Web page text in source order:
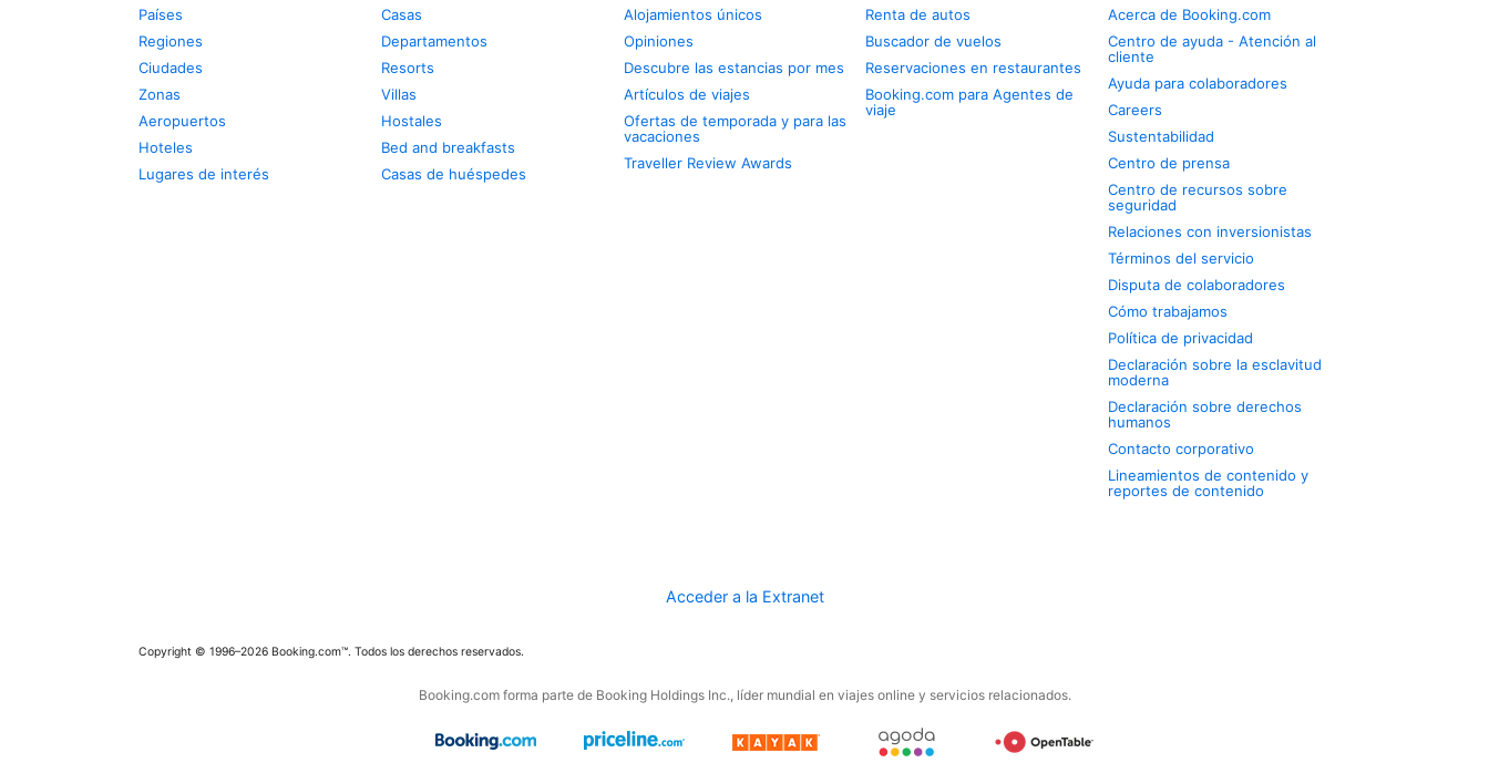
Países
Regiones
Ciudades
Zonas
Aeropuertos
Hoteles
Lugares de interés
Casas
Departamentos
Resorts
Villas
Hostales
Bed and breakfasts
Casas de huéspedes
Alojamientos únicos
Opiniones
Descubre las estancias por mes
Artículos de viajes
Ofertas de temporada y para las
vacaciones
Traveller Review Awards
Renta de autos
Buscador de vuelos
Reservaciones en restaurantes
Booking.com para Agentes de
viaje
Acerca de Booking.com
Centro de ayuda - Atención al
cliente
Ayuda para colaboradores
Careers
Sustentabilidad
Centro de prensa
Centro de recursos sobre
seguridad
Relaciones con inversionistas
Términos del servicio
Disputa de colaboradores
Cómo trabajamos
Política de privacidad
Declaración sobre la esclavitud
moderna
Declaración sobre derechos
humanos
Contacto corporativo
Lineamientos de contenido y
reportes de contenido
Acceder a la Extranet
Copyright © 1996–2026 Booking.com™. Todos los derechos reservados.
Booking.com forma parte de Booking Holdings Inc., líder mundial en viajes online y servicios relacionados.